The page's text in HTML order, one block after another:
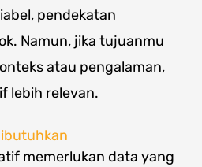
pendekatan
Namun, jika tujuanmu
atau pengalaman,
lebih relevan.
memerlukan data yang